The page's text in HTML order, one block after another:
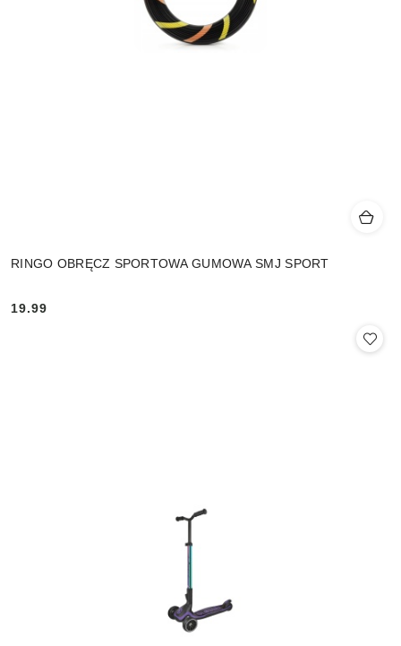
RINGO OBRĘCZ SPORTOWA GUMOWA SMJ SPORT
Cena:
19.99